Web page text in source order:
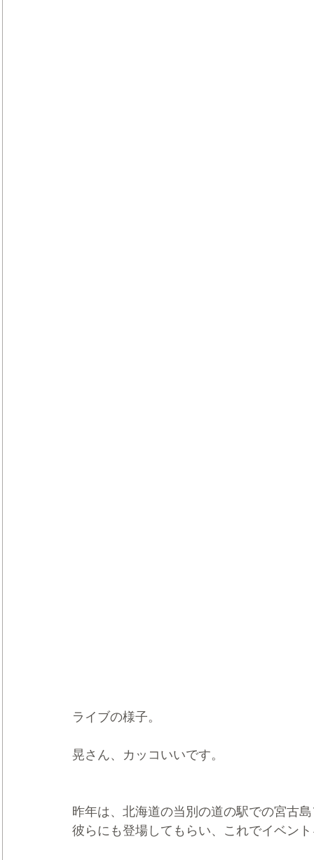
ライブの様子。
晃さん、カッコいいです。
昨年は、北海道の当別の道の駅での宮古
彼らにも登場してもらい、これでイベン